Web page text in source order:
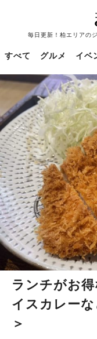
毎日更新！柏エリアの
すべて グルメ イベ
ランチがお
イスカレー
＞